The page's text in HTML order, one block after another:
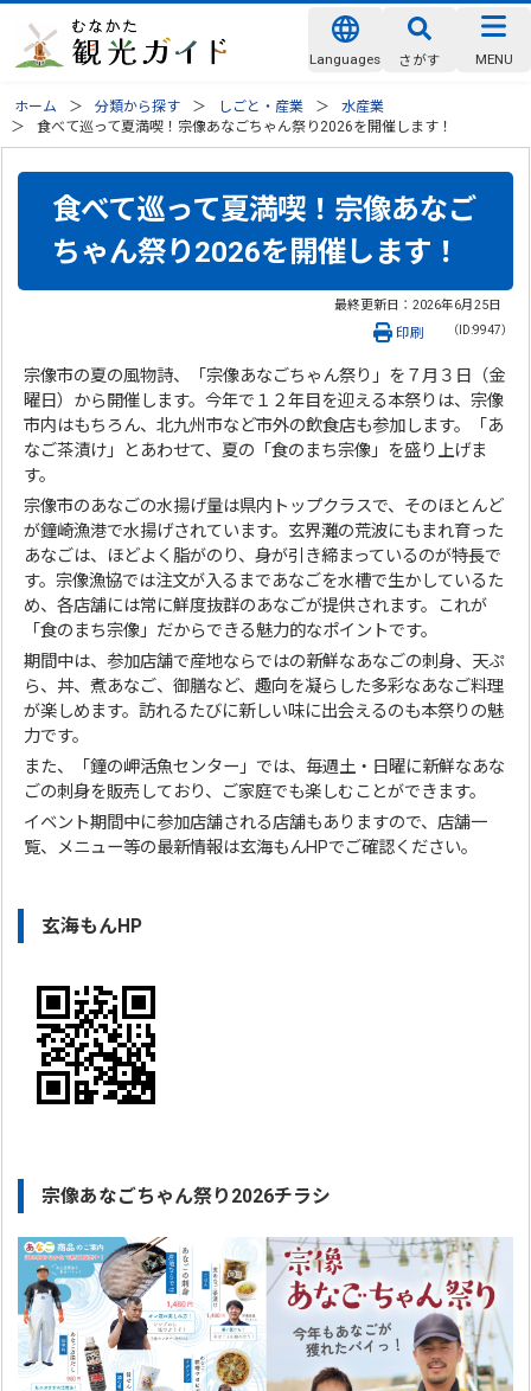
Languages さがす MENU
ホーム 分類から探す しごと・産業
水産業
食べて巡って夏満喫！宗像あなごちゃん祭り2026を開催します！
食べて巡って夏満喫！宗像あなご
ちゃん祭り2026を開催します！
最終更新日： 2026年6月25日
（ID:9947）
印刷
宗像市の夏の風物詩、「宗像あなごちゃん祭り」を７月３日（金
曜日）から開催します。今年で１２年目を迎える本祭りは、宗像
市内はもちろん、北九州市など市外の飲食店も参加します。「あ
なご茶漬け」とあわせて、夏の「食のまち宗像」を盛り上げま
す。
宗像市のあなごの水揚げ量は県内トップクラスで、そのほとんど
が鐘崎漁港で水揚げされています。玄界灘の荒波にもまれ育った
あなごは、ほどよく脂がのり、身が引き締まっているのが特長で
す。宗像漁協では注文が入るまであなごを水槽で生かしているた
め、各店舗には常に鮮度抜群のあなごが提供されます。これが
「食のまち宗像」だからできる魅力的なポイントです。
期間中は、参加店舗で産地ならではの新鮮なあなごの刺身、天ぷ
ら、丼、煮あなご、御膳など、趣向を凝らした多彩なあなご料理
が楽しめます。訪れるたびに新しい味に出会えるのも本祭りの魅
力です。
また、「鐘の岬活魚センター」では、毎週土・日曜に新鮮なあな
ごの刺身を販売しており、ご家庭でも楽しむことができます。
イベント期間中に参加店舗される店舗もありますので、店舗一
覧、メニュー等の最新情報は玄海もんHPでご確認ください。
玄海もんHP
宗像あなごちゃん祭り2026チラシ